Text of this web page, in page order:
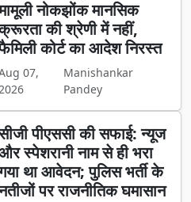
नोकझोंक मानसिक
की श्रेणी में नहीं,
कोर्ट का आदेश निरस्त
07,
2026
Manishankar
Pandey
पीएससी की सफाई: न्यूज
स्पेशरानी नाम से ही भरा
था आवेदन; पुलिस भर्ती के
पर राजनीतिक घमासान